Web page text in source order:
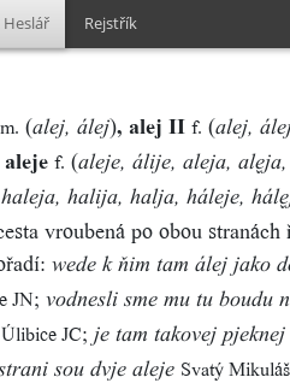
Heslář Rejstřík
m. (alej, álej), alej II f. (alej,
aleje f. (aleje, álije, aleja,
halija, halja, háleje,
vroubená po obou stranách
wede k ňim tam álej jako
JN; vodnesli sme mu tu boudu
Úlibice JC; je tam takovej
sou dvje aleje Svatý